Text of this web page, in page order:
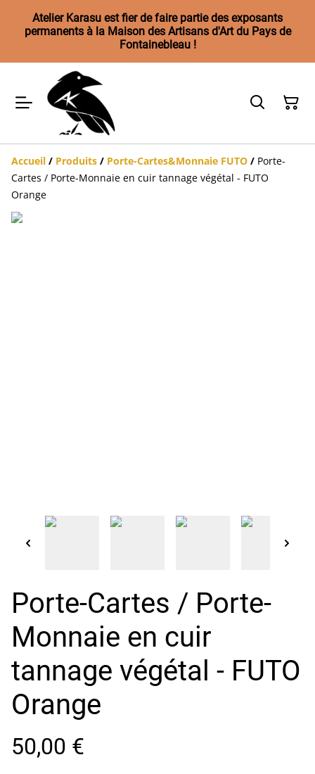
Atelier Karasu est fier de faire partie des exposants
permanents à la Maison des Artisans d'Art du Pays de
Fontainebleau !
Accueil / Produits / Porte-Cartes&Monnaie FUTO / Porte-
Cartes / Porte-Monnaie en cuir tannage végétal - FUTO
Orange
Porte-Cartes / Porte-
Monnaie en cuir
tannage végétal - FUTO
Orange
50,00 €